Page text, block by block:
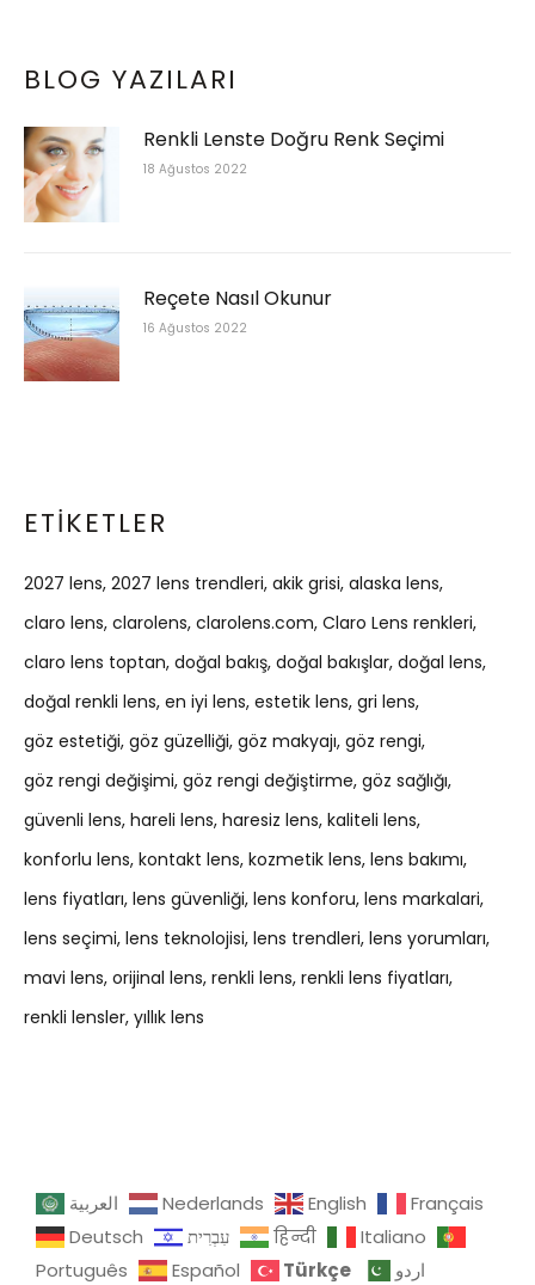
BLOG YAZILARI
Renkli Lenste Doğru Renk Seçimi
18 Ağustos 2022
Reçete Nasıl Okunur
16 Ağustos 2022
ETIKETLER
2027 lens 2027 lens trendleri akik grisi alaska lens
claro lens clarolens clarolens.com Claro Lens renkleri
claro lens toptan doğal bakış doğal bakışlar doğal lens
doğal renkli lens en iyi lens estetik lens gri lens
göz estetiği göz güzelliği göz makyajı göz rengi
göz rengi değişimi göz rengi değiştirme göz sağlığı
güvenli lens hareli lens haresiz lens kaliteli lens
konforlu lens kontakt lens kozmetik lens lens bakımı
lens fiyatları lens güvenliği lens konforu lens markalari
lens seçimi lens teknolojisi lens trendleri lens yorumları
mavi lens orijinal lens renkli lens renkli lens fiyatları
renkli lensler yıllık lens
العربية Nederlands English
Français
Deutsch
עִבְרִית हिन्दी
Italiano
Português
Español Türkçe اردو